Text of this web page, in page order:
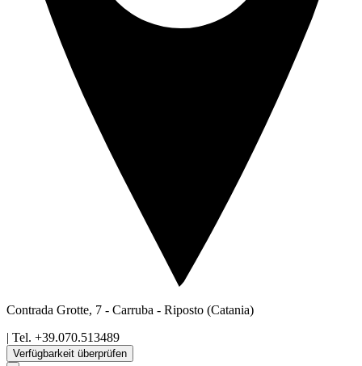
Contrada Grotte, 7 - Carruba - Riposto (Catania)
| Tel. +39.070.513489
Verfügbarkeit überprüfen